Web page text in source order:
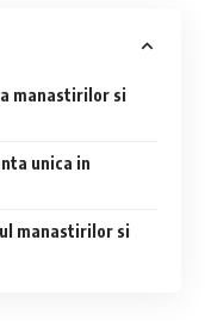
manastirilor si
unica in
manastirilor si